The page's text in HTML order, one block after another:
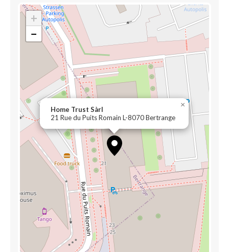
Home Trust Sàrl
21 Rue du Puits Romain L-8070 Bertrange
×
+
−